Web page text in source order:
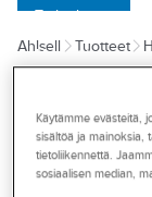
‎Tarjoukset
Myymälät
Konseptit
Palvelut
Ahlsell Tuotteet
Käytämme evästeitä,
sisältöä ja mainoksia,
tietoliikennettä.
sosiaalisen median,